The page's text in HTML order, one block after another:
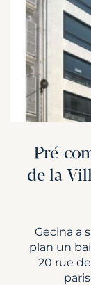
Pré-
de la
Gecina a
plan un
20 rue